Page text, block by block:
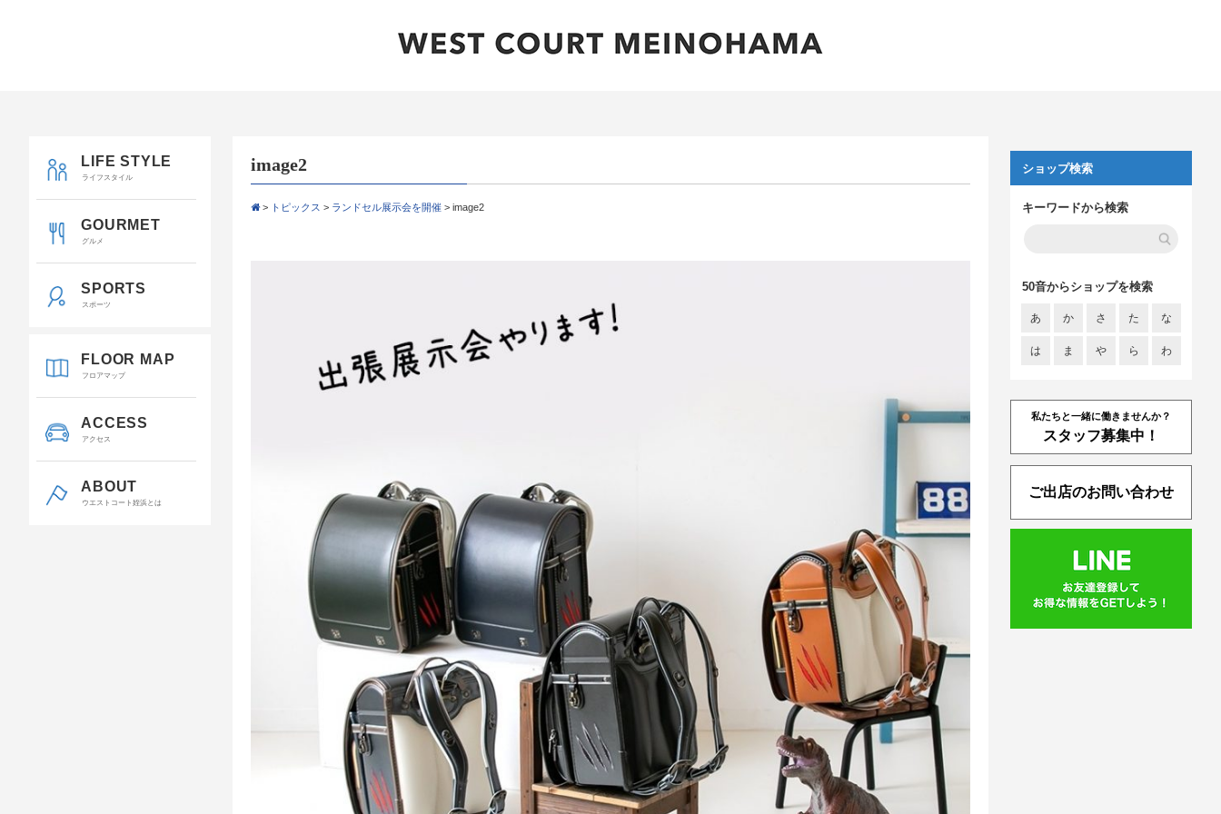
LIFE STYLE
ライフスタイル
GOURMET
グルメ
SPORTS
スポーツ
FLOOR MAP
フロアマップ
ACCESS
アクセス
ABOUT
ウエストコート姪浜とは
image2
> トピックス > ランドセル展示会を開催 > image2
ショップ検索
キーワードから検索
50音からショップを検索
あ か さ た な
は ま や ら わ
私たちと一緒に働きませんか？
スタッフ募集中！
ご出店のお問い合わせ